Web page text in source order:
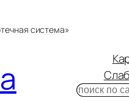
система»
Поиск